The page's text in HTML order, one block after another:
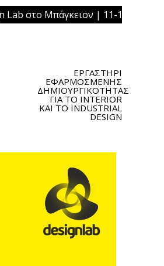
στο Μπάγκειον | 11-13 Μαΐου
ΕΡΓΑΣΤΗΡΙ
ΕΦΑΡΜΟΣΜΕΝΗΣ
ΔΗΜΙΟΥΡΓΙΚΟΤΗΤΑΣ
ΓΙΑ ΤΟ INTERIOR
ΚΑΙ ΤΟ INDUSTRIAL
DESIGN